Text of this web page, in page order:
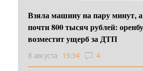
Взяла машину на пару минут, а
почти 800 тысяч рублей:
возместит ущерб за ДТП
8 августа 19:34 4